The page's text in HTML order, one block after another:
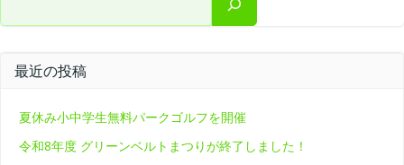
最近の投稿
夏休み小中学生無料パークゴルフを開催
令和8年度 グリーンベルトまつりが終了しました！